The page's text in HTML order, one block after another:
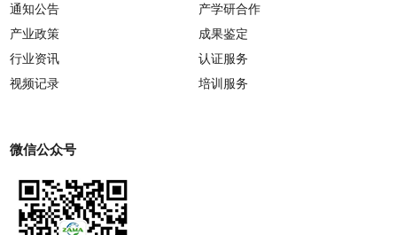
通知公告
产业政策
行业资讯
视频记录
产学研合作
成果鉴定
认证服务
培训服务
微信公众号